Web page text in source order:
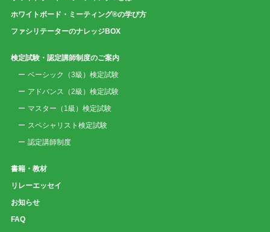
ホワイトボード・ミーティング®の学び方
ファシリテーターのナレッジBOX
検定試験・認定講師制度のご案内
ベーシック（3級）検定試験
アドバンス（2級）検定試験
マスター（1級）検定試験
スペシャリスト検定試験
認定講師制度
書籍・教材
リレーエッセイ
お知らせ
FAQ